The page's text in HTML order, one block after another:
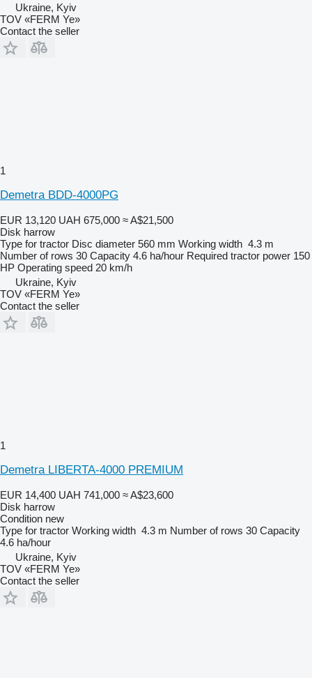
Ukraine, Kyiv
TOV «FERM Ye»
Contact the seller
1
Demetra BDD-4000PG
EUR 13,120 UAH 675,000 ≈ A$21,500
Disk harrow
Type for tractor Disc diameter 560 mm Working width 4.3 m
Number of rows 30 Capacity 4.6 ha/hour Required tractor power 150
HP Operating speed 20 km/h
Ukraine, Kyiv
TOV «FERM Ye»
Contact the seller
1
Demetra LIBERTA-4000 PREMIUM
EUR 14,400 UAH 741,000 ≈ A$23,600
Disk harrow
Condition new
Type for tractor Working width 4.3 m Number of rows 30 Capacity
4.6 ha/hour
Ukraine, Kyiv
TOV «FERM Ye»
Contact the seller